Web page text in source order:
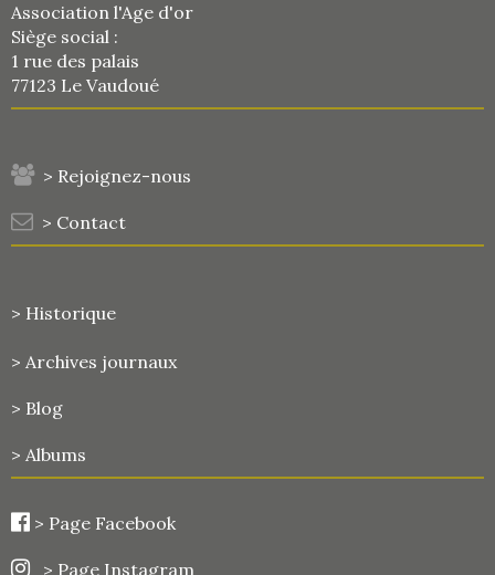
Association l'Age d'or
Siège social :
1 rue des palais
77123 Le Vaudoué
> Rejoignez-nous
> Contact
> Historique
> Archives journaux
> Blog
> Albums
> Page Facebook
> Page Instagram